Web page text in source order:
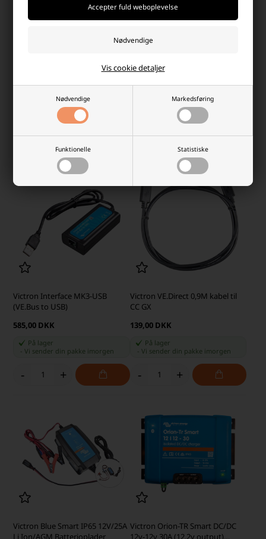
Nødvendige Markedsføring
Funktionelle Statistiske
Vis cookie detaljer
Victron Blue Smart IP65 6/12V
Vi sender din pakkeimorgen
+
Victron BMV-712 Smart
Batterimonitor
1.135,00 DKK
Vi sender din pakkeimorgen
+
Victron Interface MK3-USB
(VE.Bus to USB)
585,00 DKK
På lager
-Vi sender din pakke imorgen
- +
Victron VE.Direct 0,9M kabel til
CC GX
139,00 DKK
På lager
Vi sender din pakke imorgen
- +
Victron Blue Smart IP65 12V/25A
Li Ion/AGM Batterioplader
Victron Orion-TR Smart DC/DC
12v-12v 30A (12,2v output)